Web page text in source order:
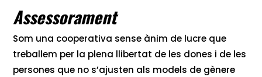
Assessorament
Som una cooperativa sense ànim de lucre que
treballem per la plena llibertat de les dones i de les
persones que no s’ajusten als models de gènere